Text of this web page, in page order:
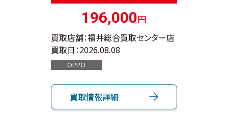
196,000円
買取店舗：福井総合買取センター店
買取日：2026.08.08
OPPO
買取情報詳細